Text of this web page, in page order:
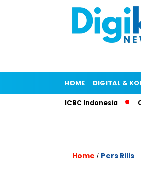
HOME DIGITAL &
Kredit ICBC Indonesia Credit
Home / Pers Rilis